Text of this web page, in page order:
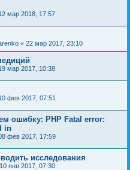
мар 2018, 17:57
« 22 мар 2017, 23:10
мар 2017, 10:38
фев 2017, 07:51
ошибку: PHP Fatal error:
in
фев 2017, 17:59
исследования
10 янв 2017, 07:30